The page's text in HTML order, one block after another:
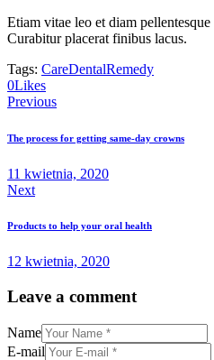
Etiam vitae leo et diam
Curabitur placerat finibus lacus.
Tags: CareDentalRemedy
0Likes
Nawigacja
wpisu
Previous
The process for getting same-day crowns
11 kwietnia, 2020
Next
Products to help your oral health
12 kwietnia, 2020
Leave a comment
Name
E-mail